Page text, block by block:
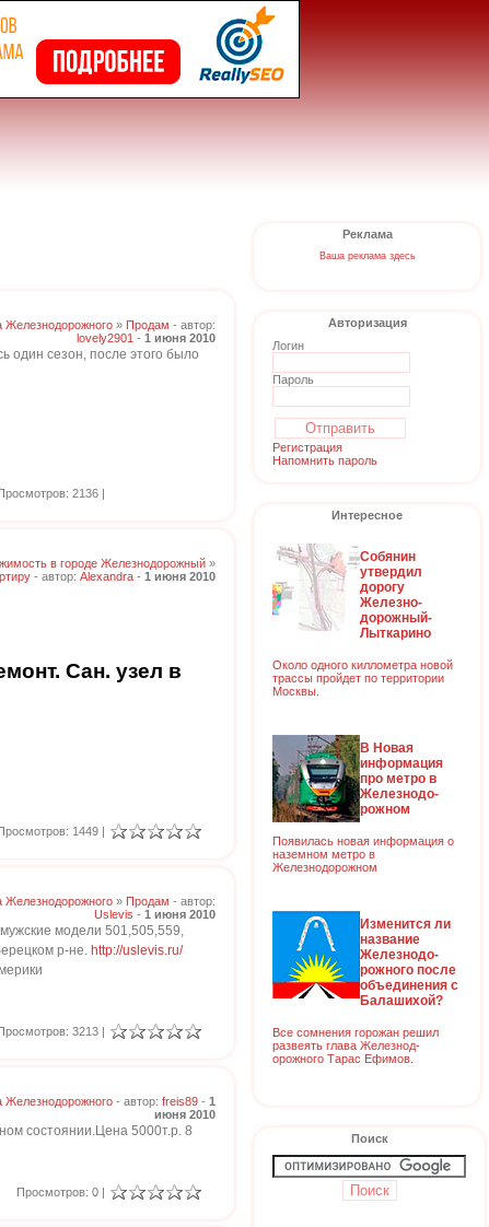
Железнодорожного » Продам - автор:
lovely2901 - 1 июня 2010
один сезон, после этого было
2136 |
в городе Железнодорожный »
- автор: Alexandra - 1 июня 2010
Сан. узел в
1449 |
Железнодорожного » Продам - автор:
Uslevis - 1 июня 2010
модели 501,505,559,
р-не. http://uslevis.ru/
3213 |
Железнодорожного - автор: freis89 - 1
июня 2010
состоянии.Цена 5000т.р. 8
Просмотров: 0 |
Реклама
Ваша реклама здесь
Авторизация
Логин
Пароль
Регистрация
Напомнить пароль
Интересное
Собянин
утвердил
дорогу
Железно-
дорожный-
Лыткарино
Около одного киллометра новой
трассы пройдет по территории
Москвы.
В Новая
информация
про метро в
Железнодо-
рожном
Появилась новая информация о
наземном метро в
Железнодорожном
Изменится ли
название
Железнодо-
рожного после
объединения с
Балашихой?
Все сомнения горожан решил
развеять глава Железнод-
орожного Тарас Ефимов.
Поиск